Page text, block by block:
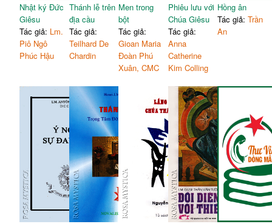
Nhật ký Đức
Giêsu
Tác giả: Lm.
Piô Ngô
Phúc Hậu
Thánh lễ trên
địa cầu
Tác giả:
Teilhard De
Chardin
Men trong
bột
Tác giả:
Gioan Maria
Đoàn Phú
Xuân, CMC
Phiêu lưu với
Chúa Giêsu
Tác giả:
Anna
Catherine
Kim Colling
Hồng ân
Tác giả:Trần
An